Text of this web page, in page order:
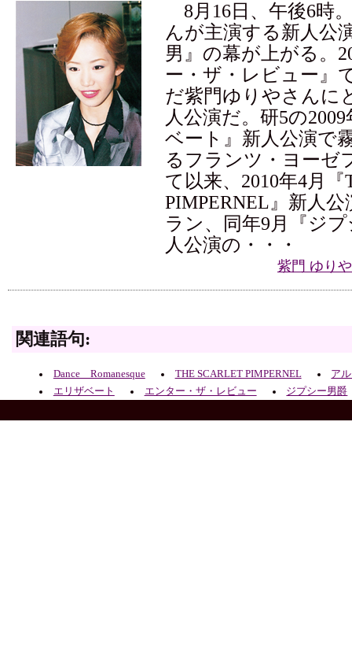
8月16日、午後6時
んが主演する新人公
男』の幕が上がる。
ー・ザ・レビュー』
だ紫門ゆりやさんに
人公演だ。研5の
ベート』新人公演で
るフランツ・ヨーゼ
て以来、2010年4月『
PIMPERNEL』新人
ラン、同年9月『ジ
人公演の・・・
紫門 ゆり
関連語句:
Dance Romanesque THE SCARLET PIMPERNEL
ア
エリザベート
エンター・ザ・レビュー ジプシー男爵